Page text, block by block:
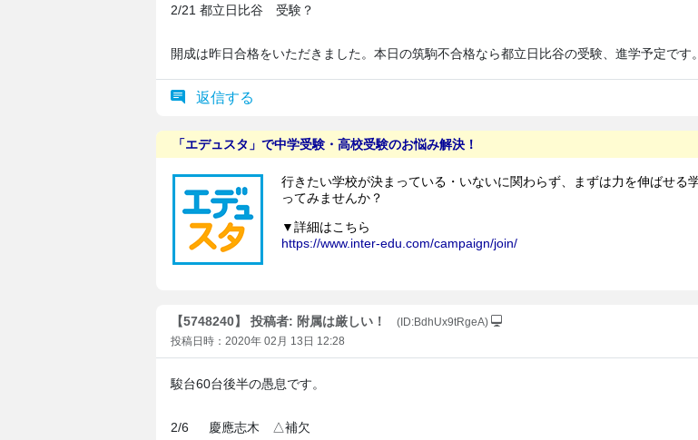
2/21 都立日比谷 受験？
開成は昨日合格をいただきました。本日の筑駒不合格なら都立日比谷の受験、進学予定です。
返信する
【5748240】 投稿者: 附属は厳しい！
(ID:BdhUx9tRgeA)
投稿日時：2020年 02月 13日 12:28
駿台60台後半の愚息です。
2/6 慶應志木 △補欠